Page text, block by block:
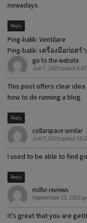
nowadays.
Reply
Ping-balik: Ventilare
Ping-balik: เครื่องมือก่อสร้
go to the website
Juli 7, 2023 pukul
This post offers clear
how to do running a blog.
Reply
collarspace similar
Juli 7, 2023 pukul
I used to be able to find
Reply
milfvr reviews
September 15, 2023
It’s great that you are